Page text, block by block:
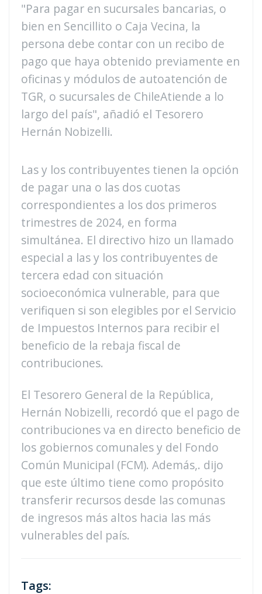
"Para pagar en sucursales bancarias, o
bien en Sencillito o Caja Vecina, la
persona debe contar con un recibo de
pago que haya obtenido previamente en
oficinas y módulos de autoatención de
TGR, o sucursales de ChileAtiende a lo
largo del país", añadió el Tesorero
Hernán Nobizelli.
Las y los contribuyentes tienen la opción
de pagar una o las dos cuotas
correspondientes a los dos primeros
trimestres de 2024, en forma
simultánea. El directivo hizo un llamado
especial a las y los contribuyentes de
tercera edad con situación
socioeconómica vulnerable, para que
verifiquen si son elegibles por el Servicio
de Impuestos Internos para recibir el
beneficio de la rebaja fiscal de
contribuciones.
El Tesorero General de la República,
Hernán Nobizelli, recordó que el pago de
contribuciones va en directo beneficio de
los gobiernos comunales y del Fondo
Común Municipal (FCM). Además,. dijo
que este último tiene como propósito
transferir recursos desde las comunas
de ingresos más altos hacia las más
vulnerables del país.
Tags: